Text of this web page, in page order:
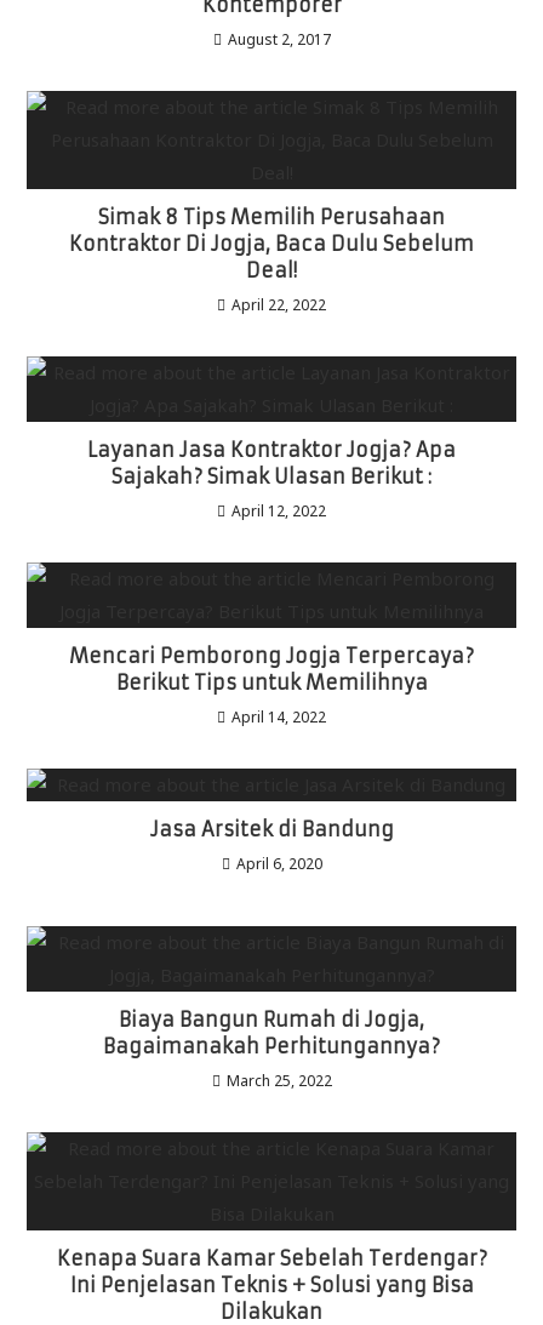
Kontemporer
August 2, 2017
Simak 8 Tips Memilih Perusahaan
Kontraktor Di Jogja, Baca Dulu Sebelum
Deal!
April 22, 2022
Layanan Jasa Kontraktor Jogja? Apa
Sajakah? Simak Ulasan Berikut :
April 12, 2022
Mencari Pemborong Jogja Terpercaya?
Berikut Tips untuk Memilihnya
April 14, 2022
Jasa Arsitek di Bandung
April 6, 2020
Biaya Bangun Rumah di Jogja,
Bagaimanakah Perhitungannya?
March 25, 2022
Kenapa Suara Kamar Sebelah Terdengar?
Ini Penjelasan Teknis + Solusi yang Bisa
Dilakukan